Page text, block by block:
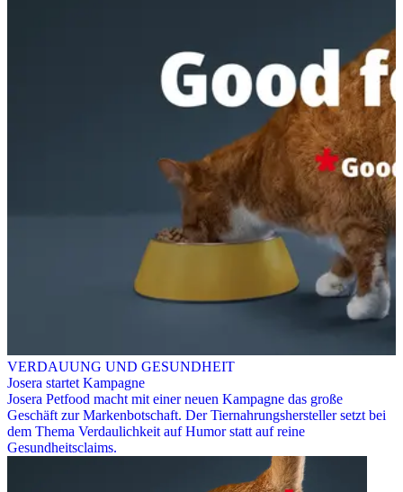
VERDAUUNG UND GESUNDHEIT
Josera startet Kampagne
Josera Petfood macht mit einer neuen Kampagne das große
Geschäft zur Markenbotschaft. Der Tiernahrungshersteller setzt bei
dem Thema Verdaulichkeit auf Humor statt auf reine
Gesundheitsclaims.